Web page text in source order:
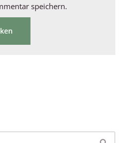
speichern.